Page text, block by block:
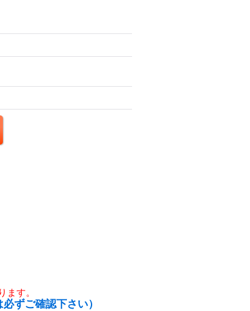
ます。
ずご確認下さい）